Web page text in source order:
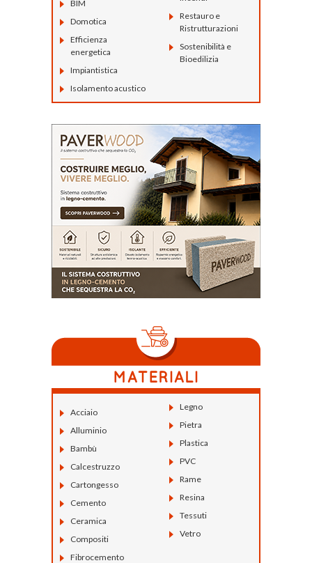
BIM
Domotica
Efficienza
energetica
Impiantistica
Isolamento acustico
Restauro e
Ristrutturazioni
Sostenibilità e
Bioedilizia
Acciaio
Alluminio
Bambù
Calcestruzzo
Cartongesso
Cemento
Ceramica
Compositi
Fibrocemento
Legno
Pietra
Plastica
PVC
Rame
Resina
Tessuti
Vetro